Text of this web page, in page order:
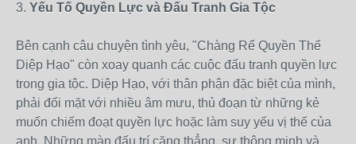
3. Yếu Tố Quyền Lực và Đấu Tranh Gia Tộc
Bên cạnh câu chuyện tình yêu, "Chàng Rể Quyền Thế
Diệp Hạo" còn xoay quanh các cuộc đấu tranh quyền lực
trong gia tộc. Diệp Hạo, với thân phận đặc biệt của mình,
phải đối mặt với nhiều âm mưu, thủ đoạn từ những kẻ
muốn chiếm đoạt quyền lực hoặc làm suy yếu vị thế của
anh. Những màn đấu trí căng thẳng, sự thông minh và